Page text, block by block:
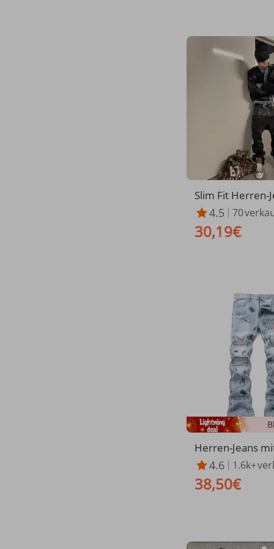
Slim Fit Herren-
eradem Bein,
Bund,
m Zweifarb-
4.5 70
30,19€
Herren-Jeans
tickerei und
sign – Vintage-
jeans (28-42)
4.6 1.6k+
38,50€